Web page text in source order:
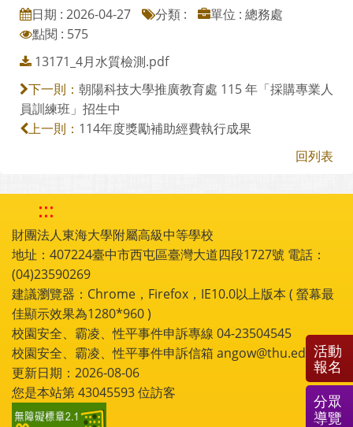
日期 : 2026-04-27 分類 :
單位 : 總務處
點閱 : 575
13171_4月水質檢測.pdf
下一則： 朝陽科技大學推廣教育處 115 年「採購專業人
員訓練班」招生中
上一則： 114年度獎勵補助經費執行成果
回列表
:::
財團法人東海大學附屬高級中等學校
地址：407224臺中市西屯區臺灣大道四段1727號 電話：
(04)23590269
建議瀏覽器：Chrome，Firefox，IE10.0以上版本 ( 螢幕最
佳顯示效果為1280*960 )
校園安全、霸凌、性平事件申訴專線 04-23504545
校園安全、霸凌、性平事件申訴信箱 angow@thu.edu.tw
更新日期：2026-08-06
您是本站第43045593位訪客
活動
報名
分眾
導覽